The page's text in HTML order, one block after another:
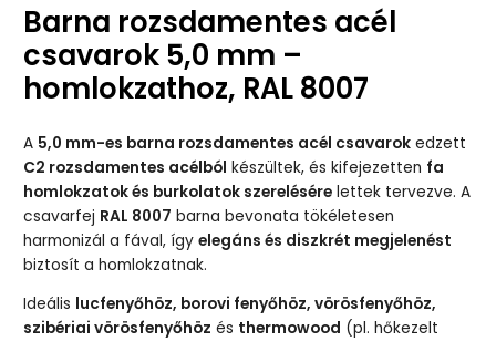
Barna rozsdamentes acél
csavarok 5,0 mm –
homlokzathoz, RAL 8007
A 5,0 mm-es barna rozsdamentes acél csavarok edzett
C2 rozsdamentes acélból készültek, és kifejezetten fa
homlokzatok és burkolatok szerelésére lettek tervezve. A
csavarfej RAL 8007 barna bevonata tökéletesen
harmonizál a fával, ígyelegáns és diszkrét megjelenést
biztosít a homlokzatnak.
Ideális lucfenyőhöz, borovi fenyőhöz, vörösfenyőhöz,
szibériai vörösfenyőhöz és thermowood (pl. hőkezelt